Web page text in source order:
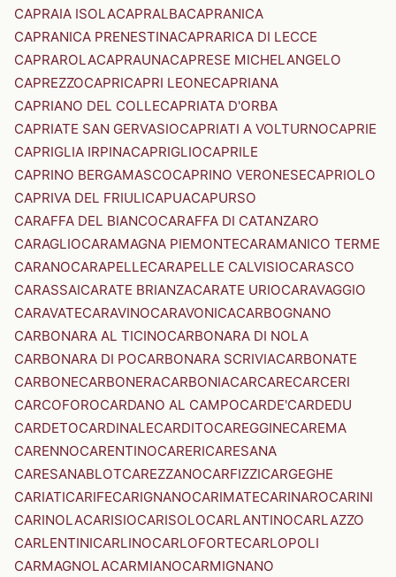
CAPRAIA ISOLACAPRALBACAPRANICA
CAPRANICA PRENESTINACAPRARICA DI LECCE
CAPRAROLACAPRAUNACAPRESE MICHELANGELO
CAPREZZOCAPRICAPRI LEONECAPRIANA
CAPRIANO DEL COLLECAPRIATA D'ORBA
CAPRIATE SAN GERVASIOCAPRIATI A VOLTURNOCAPRIE
CAPRIGLIA IRPINACAPRIGLIOCAPRILE
CAPRINO BERGAMASCOCAPRINO VERONESECAPRIOLO
CAPRIVA DEL FRIULICAPUACAPURSO
CARAFFA DEL BIANCOCARAFFA DI CATANZARO
CARAGLIOCARAMAGNA PIEMONTECARAMANICO TERME
CARANOCARAPELLECARAPELLE CALVISIOCARASCO
CARASSAICARATE BRIANZACARATE URIOCARAVAGGIO
CARAVATECARAVINOCARAVONICACARBOGNANO
CARBONARA AL TICINOCARBONARA DI NOLA
CARBONARA DI POCARBONARA SCRIVIACARBONATE
CARBONECARBONERACARBONIACARCARECARCERI
CARCOFOROCARDANO AL CAMPOCARDE'CARDEDU
CARDETOCARDINALECARDITOCAREGGINECAREMA
CARENNOCARENTINOCARERICARESANA
CARESANABLOTCAREZZANOCARFIZZICARGEGHE
CARIATICARIFECARIGNANOCARIMATECARINAROCARINI
CARINOLACARISIOCARISOLOCARLANTINOCARLAZZO
CARLENTINICARLINOCARLOFORTECARLOPOLI
CARMAGNOLACARMIANOCARMIGNANO